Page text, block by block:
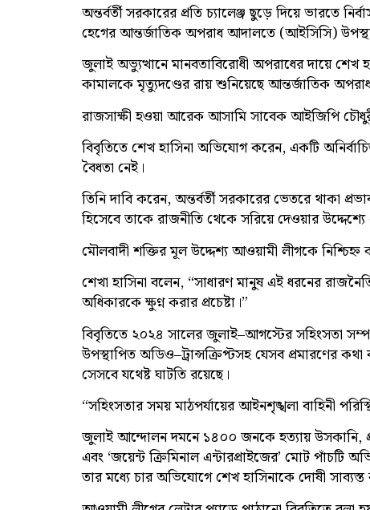
অন্তর্বর্তী সরকারের প্রতি চ্যালেঞ্জ ছুড়ে দিয়ে ভারতে
হেগের আন্তর্জাতিক অপরাধ আদালতে (আইসিসি)
জুলাই অভ্যুত্থানে মানবতাবিরোধী অপরাধের দায়ে শেখ
কামালকে মৃত্যুদণ্ডের রায় শুনিয়েছে আন্তর্জাতিক অপরাধ
রাজসাক্ষী হওয়া আরেক আসামি সাবেক আইজিপি
বিবৃতিতে শেখ হাসিনা অভিযোগ করেন, একটি
বৈধতা নেই।
তিনি দাবি করেন, অন্তর্বর্তী সরকারের ভেতরে থাকা
হিসেবে তাকে রাজনীতি থেকে সরিয়ে দেওয়ার
মৌলবাদী শক্তির মূল উদ্দেশ্য আওয়ামী লীগকে
শেখা হাসিনা বলেন, “সাধারণ মানুষ এই ধরনের
অধিকারকে ক্ষুণ্ন করার প্রচেষ্টা।”
বিবৃতিতে ২০২৪ সালের জুলাই–আগস্টের সহিংসতা
উপস্থাপিত অডিও–ট্রান্সক্রিপ্টসহ যেসব প্রমারণের কথা
সেসবে যথেষ্ট ঘাটতি রয়েছে।
“সহিংসতার সময় মাঠপর্যায়ের আইনশৃঙ্খলা বাহিনী
জুলাই আন্দোলন দমনে ১৪০০ জনকে হত্যায় উসকানি,
এবং ‘জয়েন্ট ক্রিমিনাল এন্টারপ্রাইজের’ মোট
তার মধ্যে চার অভিযোগে শেখ হাসিনাকে দোষী সাব্যস্ত